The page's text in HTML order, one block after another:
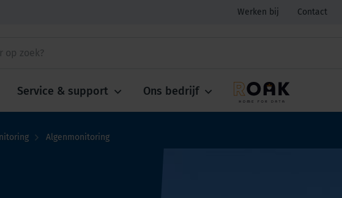
Werken bij Contact
Service & support Ons bedrijf
Algenmonitoring